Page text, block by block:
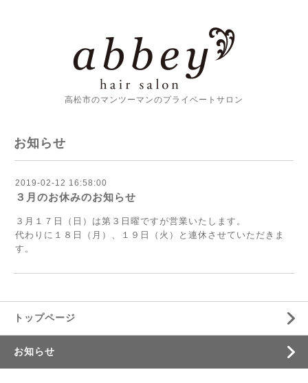
高松市のマンツーマンのプライベートサロン
お知らせ
2019-02-12 16:58:00
３月のお休みのお知らせ
３月１７日（日）は第３日曜ですが営業いたします。
代わりに１８日（月）、１９日（火）と連休させていただきま
す。
トップページ
お知らせ